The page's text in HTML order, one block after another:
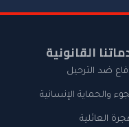
القانونية
ضد الترحيل
والحماية الإنسانية
العائلية